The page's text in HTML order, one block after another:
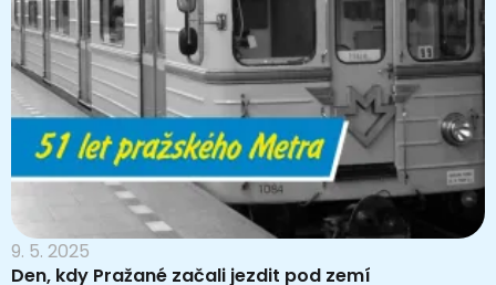
9. 5. 2025
Den, kdy Pražané začali jezdit pod zemí